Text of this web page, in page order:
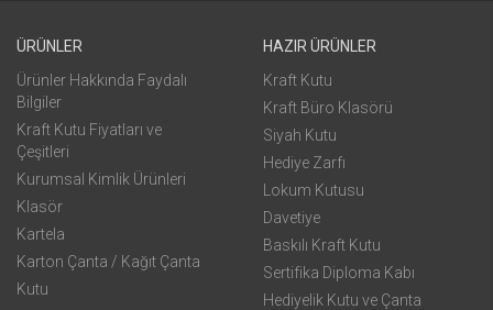
ÜRÜNLER
Ürünler Hakkında Faydalı
Bilgiler
Kraft Kutu Fiyatları ve
Çeşitleri
Kurumsal Kimlik Ürünleri
Klasör
Kartela
Karton Çanta / Kağıt Çanta
Kutu
HAZIR ÜRÜNLER
Kraft Kutu
Kraft Büro Klasörü
Siyah Kutu
Hediye Zarfı
Lokum Kutusu
Davetiye
Baskılı Kraft Kutu
Sertifika Diploma Kabı
Hediyelik Kutu ve Çanta